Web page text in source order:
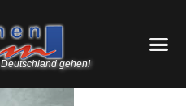
gehen!